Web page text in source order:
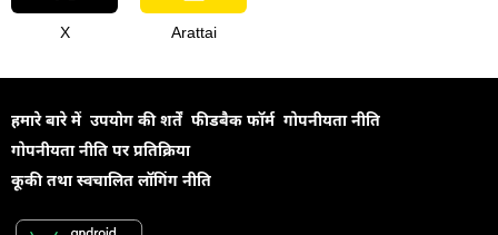
X Arattai
हमारे बारे में उपयोग की शर्तें फीडबैक फॉर्म गोपनीयता नीति
गोपनीयता नीति पर प्रतिक्रिया
कूकी तथा स्वचालित लॉगिंग नीति